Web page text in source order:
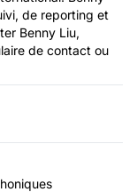
de reporting et
Benny Liu,
de contact ou